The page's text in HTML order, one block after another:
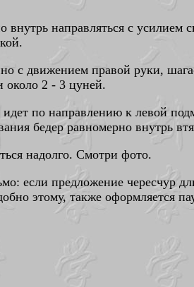
направляться с усилием
с движением правой руки,
около 2 - 3 цуней.
по направлению к левой
бедер равномерно внутрь
надолго. Смотри фото.
если предложение чересчур
этому, также оформляется